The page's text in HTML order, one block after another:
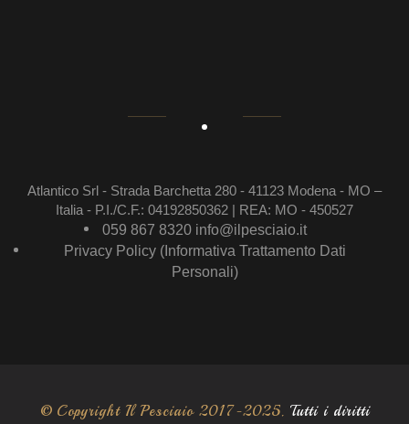
Atlantico Srl - Strada Barchetta 280 - 41123 Modena - MO –
Italia - P.I./C.F.: 04192850362 | REA: MO - 450527
059 867 8320 info@ilpesciaio.it
Privacy Policy (Informativa Trattamento Dati
Personali)
© Copyright Il Pesciaio 2017-2025. Tutti i diritti